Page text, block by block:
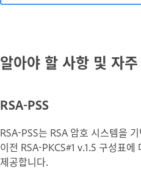
알아야 할 사항 및 자
RSA-PSS
RSA-PSS는 RSA 암호 시스템을
이전 RSA-PKCS#1 v.1.5 구성표
제공합니다.